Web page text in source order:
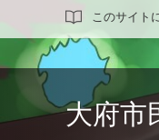
このサイト
サイト内検索
大府市